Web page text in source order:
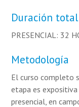
Duración
PRESENCIAL: 32
Metodología
El curso completo
etapa es
presencial, en